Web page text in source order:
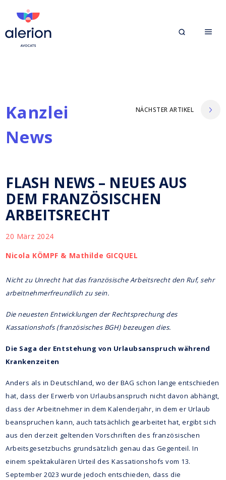
Kanzlei
News
NÄCHSTER ARTIKEL
FLASH NEWS – NEUES AUS
DEM FRANZÖSISCHEN
ARBEITSRECHT
20 März 2024
Nicola KÖMPF & Mathilde GICQUEL
Nicht zu Unrecht hat das französische Arbeitsrecht den Ruf, sehr
arbeitnehmerfreundlich zu sein.
Die neuesten Entwicklungen der Rechtsprechung des
Kassationshofs (französisches BGH) bezeugen dies.
Die Saga der Entstehung von Urlaubsanspruch während
Krankenzeiten
Anders als in Deutschland, wo der BAG schon lange entschieden
hat, dass der Erwerb von Urlaubsanspruch nicht davon abhängt,
dass der Arbeitnehmer in dem Kalenderjahr, in dem er Urlaub
beanspruchen kann, auch tatsächlich gearbeitet hat, ergibt sich
aus den derzeit geltenden Vorschriften des französischen
Arbeitsgesetzbuchs grundsätzlich genau das Gegenteil. In
einem spektakulären Urteil des Kassationshofs vom 13.
September 2023 wurde jedoch entschieden, dass die